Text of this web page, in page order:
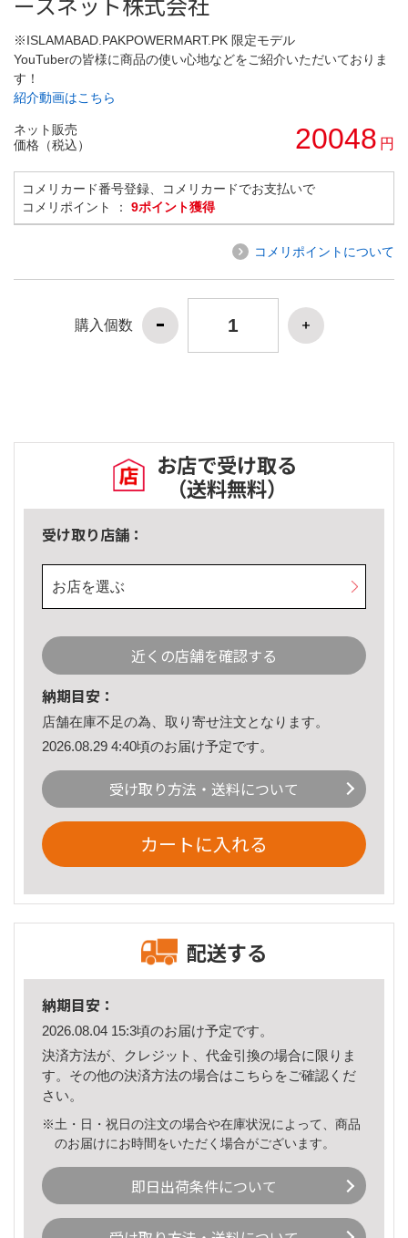
※ISLAMABAD.PAKPOWERMART.PK 限定モデル
YouTuberの皆様に商品の使い心地などをご紹介いただいておりま
す！
紹介動画はこちら
ネット販売
価格（税込）
20048 円
コメリカード番号登録、コメリカードでお支払いで
コメリポイント ： 9ポイント獲得
コメリポイントについて
購入個数
お店で受け取る
（送料無料）
受け取り店舗：
お店を選ぶ
近くの店舗を確認する
納期目安：
店舗在庫不足の為、取り寄せ注文となります。
2026.08.29 4:40頃のお届け予定です。
受け取り方法・送料について
カートに入れる
配送する
納期目安：
2026.08.04 15:3頃のお届け予定です。
決済方法が、クレジット、代金引換の場合に限りま
す。その他の決済方法の場合はこちら をご確認くだ
さい。
※土・日・祝日の注文の場合や在庫状況によって、商品
のお届けにお時間をいただく場合がございます。
即日出荷条件について